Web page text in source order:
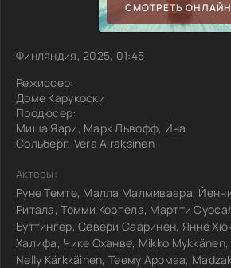
СМОТРЕТЬ ОНЛАЙН
Финляндия, 2025, 01:45
Режиссер:
Доме Карукоски
Продюсер:
Миша Яари, Марк Львофф, Ина
Сольберг, Vera Airaksinen
Актеры:
Руне Темте, Малла Малмиваара,
Ритала, Томми Корпела, Мартти
Буттингер, Севери Сааринен, Янне
Халифа, Чике Оханве, Mikko
Nelly Kärkkäinen, Теему Аромаа,